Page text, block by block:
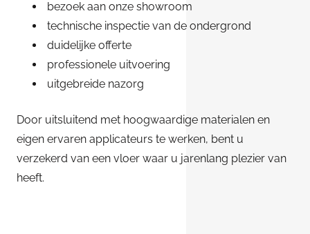
bezoek aan onze showroom
technische inspectie van de ondergrond
duidelijke offerte
professionele uitvoering
uitgebreide nazorg
Door uitsluitend met hoogwaardige materialen en
eigen ervaren applicateurs te werken, bent u
verzekerd van een vloer waar u jarenlang plezier van
heeft.